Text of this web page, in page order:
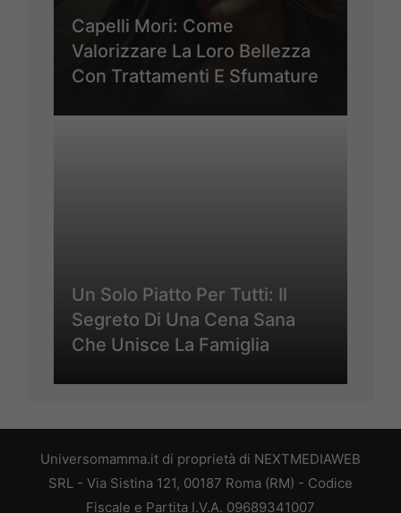
Capelli Mori: Come
Valorizzare La Loro Bellezza
Con Trattamenti E Sfumature
Un Solo Piatto Per Tutti: Il
Segreto Di Una Cena Sana
Che Unisce La Famiglia
Universomamma.it di proprietà di NEXTMEDIAWEB
SRL - Via Sistina 121, 00187 Roma (RM) - Codice
Fiscale e Partita I.V.A. 09689341007